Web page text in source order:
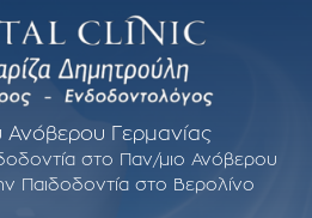
Γερμανίας
στο Παν/μιο Ανόβερου
Παιδοδοντία στο Βερολίνο